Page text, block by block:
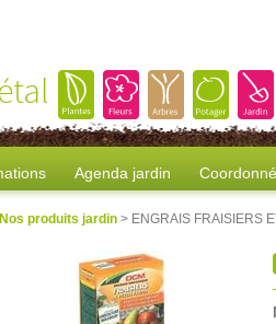
Agenda jardin
Nos produits jardin > ENGRAIS FRAISIERS